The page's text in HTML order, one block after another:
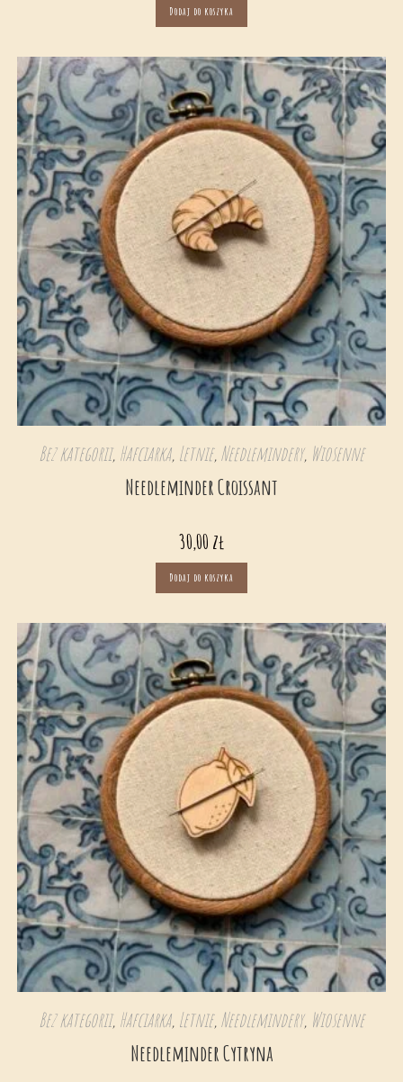
Dodaj do koszyka
Bez kategorii, Hafciarka, Letnie,Needlemindery, Wiosenne
Needleminder Croissant
30,00 zł
Dodaj do koszyka
Bez kategorii, Hafciarka, Letnie,Needlemindery, Wiosenne
Needleminder Cytryna